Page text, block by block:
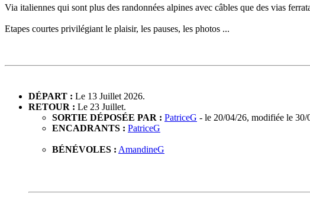
Via italiennes qui sont plus des randonnées alpines avec câbles que des vias
Etapes courtes privilégiant le plaisir, les pauses, les photos ...
DÉPART : Le 13 Juillet 2026.
RETOUR : Le 23 Juillet.
SORTIE DÉPOSÉE PAR : PatriceG - le 20/04/26, modifiée le 30/
ENCADRANTS : PatriceG
BÉNÉVOLES : AmandineG